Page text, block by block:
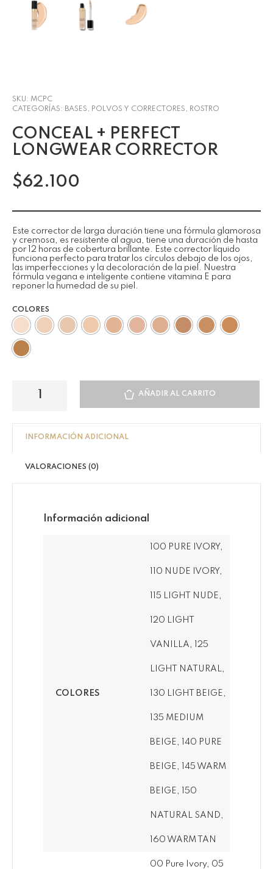
SKU: MCPC
CATEGORÍAS: BASES, POLVOS Y CORRECTORES , ROSTRO
CONCEAL + PERFECT
LONGWEAR CORRECTOR
$62.100
Este corrector de larga duración tiene una fórmula glamorosa
y cremosa, es resistente al agua, tiene una duración de hasta
por 12 horas de cobertura brillante. Este corrector líquido
funciona perfecto para tratar los círculos debajo de los ojos,
las imperfecciones y la decoloración de la piel. Nuestra
fórmula vegana e inteligente contiene vitamina E para
reponer la humedad de su piel.
COLORES
AÑADIR AL CARRITO
INFORMACIÓN ADICIONAL
VALORACIONES (0)
Información adicional
COLORES
100 PURE IVORY,
110 NUDE IVORY,
115 LIGHT NUDE,
120 LIGHT
VANILLA, 125
LIGHT NATURAL,
130 LIGHT BEIGE,
135 MEDIUM
BEIGE, 140 PURE
BEIGE, 145 WARM
BEIGE, 150
NATURAL SAND,
160 WARM TAN
00 Pure Ivory, 05